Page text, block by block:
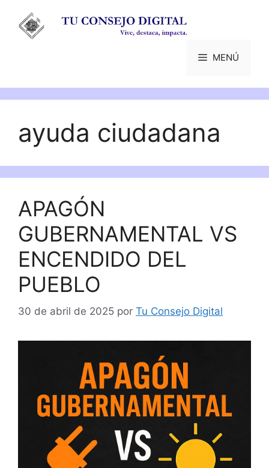
contenido
MENÚ
ayuda ciudadana
APAGÓN
GUBERNAMENTAL VS
ENCENDIDO DEL
PUEBLO
30 de abril de 2025 por Tu Consejo Digital